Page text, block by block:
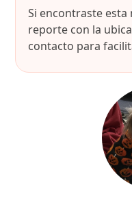
Si encontraste esta
reporte con la
contacto para